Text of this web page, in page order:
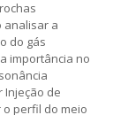
analisar a
do gás
importância no
Injeção de
perfil do meio